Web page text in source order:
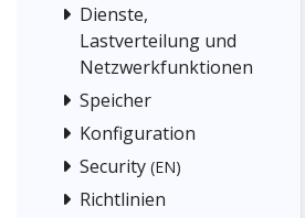
Dienste,
Lastverteilung und
Netzwerkfunktionen
Speicher
Konfiguration
Security (EN)
Richtlinien